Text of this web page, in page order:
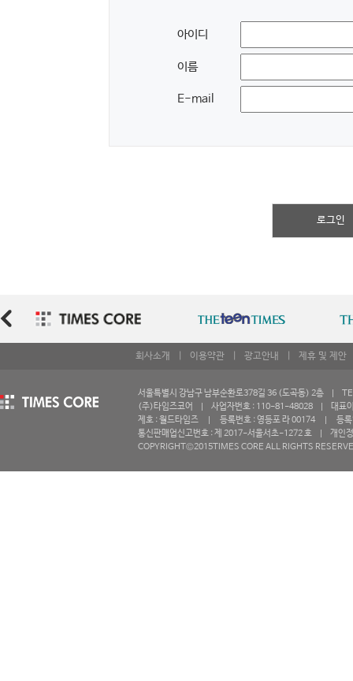
아이디
이름
E-mail
로그인
회사소개 이용약관 광고안내 제휴 및 제안
서울특별시 강남구 남부순환로378길 36 (도곡동) 2층
(주)타임즈코어 | 사업자번호 : 110-81-48028 | 대표
제호 : 월드타임즈 | 등록번호 : 영등포 라 00174 | 등
통신판매업신고번호 : 제 2017-서울서초-1272 호 | 개인
COPYRIGHT©2015TIMES CORE ALL RIGHTS